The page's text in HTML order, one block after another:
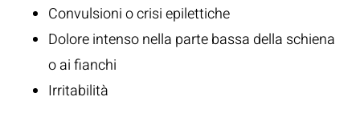
Convulsioni o crisi epilettiche
Dolore intenso nella parte bassa della schiena
o ai fianchi
Irritabilità